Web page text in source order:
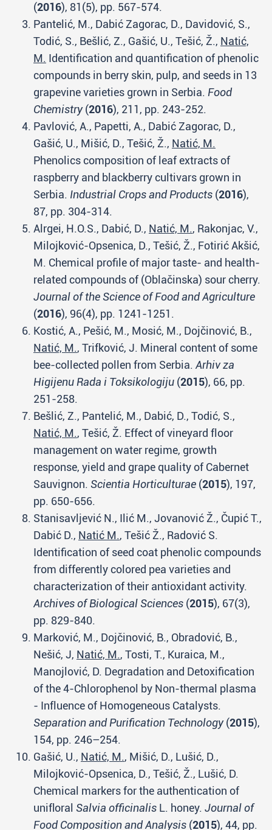
(2016), 81(5), pp. 567-574.
Pantelić, M., Dabić Zagorac, D., Davidović, S.,
Todić, S., Bešlić, Z., Gašić, U., Tešić, Ž., Natić,
M. Identification and quantification of phenolic
compounds in berry skin, pulp, and seeds in 13
grapevine varieties grown in Serbia. Food
Chemistry(2016), 211, pp. 243-252.
Pavlović, A., Papetti, A., Dabić Zagorac, D.,
Gašić, U., Mišić, D., Tešić, Ž., Natić, M.
Phenolics composition of leaf extracts of
raspberry and blackberry cultivars grown in
Serbia. Industrial Crops and Products (2016),
87, pp. 304-314.
Alrgei, H.O.S., Dabić, D., Natić, M., Rakonjac, V.,
Milojković-Opsenica, D., Tešić, Ž., Fotirić Akšić,
M. Chemical profile of major taste- and health-
related compounds of (Oblačinska) sour cherry.
Journal of the Science of Food and Agriculture
(2016), 96(4), pp. 1241-1251.
Kostić, A., Pešić, M., Mosić, M., Dojčinović, B.,
Natić, M., Trifković, J. Mineral content of some
bee-collected pollen from Serbia. Arhiv za
Higijenu Rada i Toksikologiju (2015), 66, pp.
251-258.
Bešlić, Z., Pantelić, M., Dabić, D., Todić, S.,
Natić, M., Tešić, Ž. Effect of vineyard floor
management on water regime, growth
response, yield and grape quality of Cabernet
Sauvignon. Scientia Horticulturae (2015), 197,
pp. 650-656.
Stanisavljević N., Ilić M., Jovanović Ž., Čupić T.,
Dabić D., Natić M., Tešić Ž., Radović S.
Identification of seed coat phenolic compounds
from differently colored pea varieties and
characterization of their antioxidant activity.
Archives of Biological Sciences (2015), 67(3),
pp. 829-840.
Marković, M., Dojčinović, B., Obradović, B.,
Nešić, J, Natić, M., Tosti, T., Kuraica, M.,
Manojlović, D. Degradation and Detoxification
of the 4-Chlorophenol by Non-thermal plasma
- Influence of Homogeneous Catalysts.
Separation and Purification Technology(2015),
154, pp. 246–254.
Gašić, U., Natić, M., Mišić, D., Lušić, D.,
Milojković-Opsenica, D., Tešić, Ž., Lušić, D.
Chemical markers for the authentication of
uniﬂoral Salvia officinalis L. honey. Journal of
Food Composition and Analysis (2015), 44, pp.